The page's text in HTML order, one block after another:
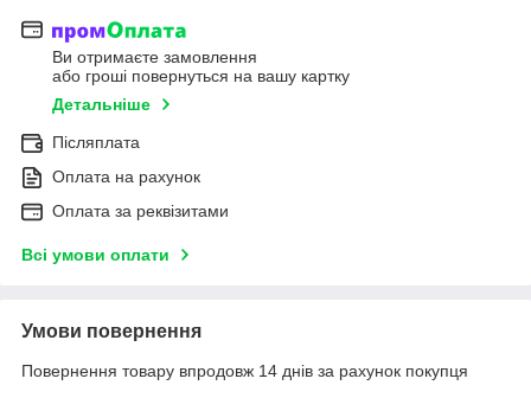
Ви отримаєте замовлення
або гроші повернуться на вашу картку
Детальніше
Післяплата
Оплата на рахунок
Оплата за реквізитами
Всі умови оплати
Умови повернення
Повернення товару впродовж 14 днів за рахунок покупця